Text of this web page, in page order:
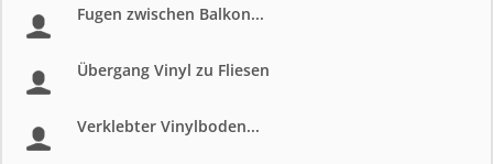
Fugen zwischen Balkon...
Übergang Vinyl zu Fliesen
Verklebter Vinylboden...